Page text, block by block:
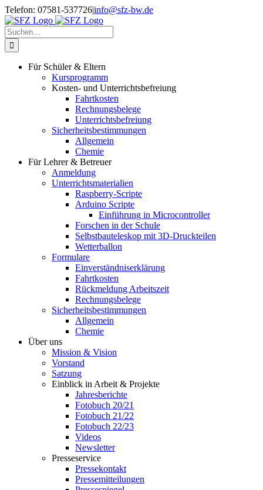
Zum
Inhalt
springen
Telefon: 07581-537726|info@sfz-bw.de
Suche
nach:
Für Schüler & Eltern
Kursprogramm
Kosten- und Unterrichtsbefreiung
Fahrtkosten
Rechnungsbelege
Unterrichtsbefreiung
Sicherheitsbestimmungen
Allgemein
Chemie
Für Lehrer & Betreuer
Anmeldung
Unterrichtsmaterialien
Raspberry-Scripte
Arduino Scripte
Einführung in Microcontroller
Forschen in der Schule
Selbstbauteleskop mit 3D-Druckteilen
Wetterballon
Formulare
Einverständniserklärung
Fahrtkosten
Rückmeldung Arbeitszeit
Rechnungsbelege
Sicherheitsbestimmungen
Allgemein
Chemie
Über uns
Mission & Vision
Vorstand
Satzung
Einblick in Arbeit & Projekte
Jahresberichte
Fotobuch 20/21
Fotobuch 21/22
Fotobuch 22/23
Videos
Newsletter
Presseservice
Pressekontakt
Pressemitteilungen